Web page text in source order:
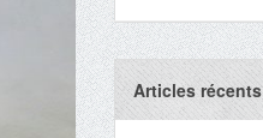
Articles récents